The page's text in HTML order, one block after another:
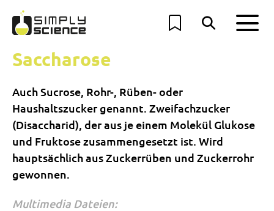
Saccharose
Auch Sucrose, Rohr-, Rüben- oder
Haushaltszucker genannt. Zweifachzucker
(Disaccharid), der aus je einem Molekül Glukose
und Fruktose zusammengesetzt ist. Wird
hauptsächlich aus Zuckerrüben und Zuckerrohr
gewonnen.
Multimedia Dateien: